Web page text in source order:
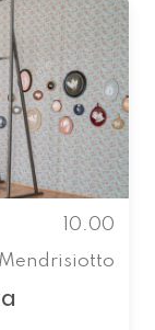
10.00
Mendrisiotto